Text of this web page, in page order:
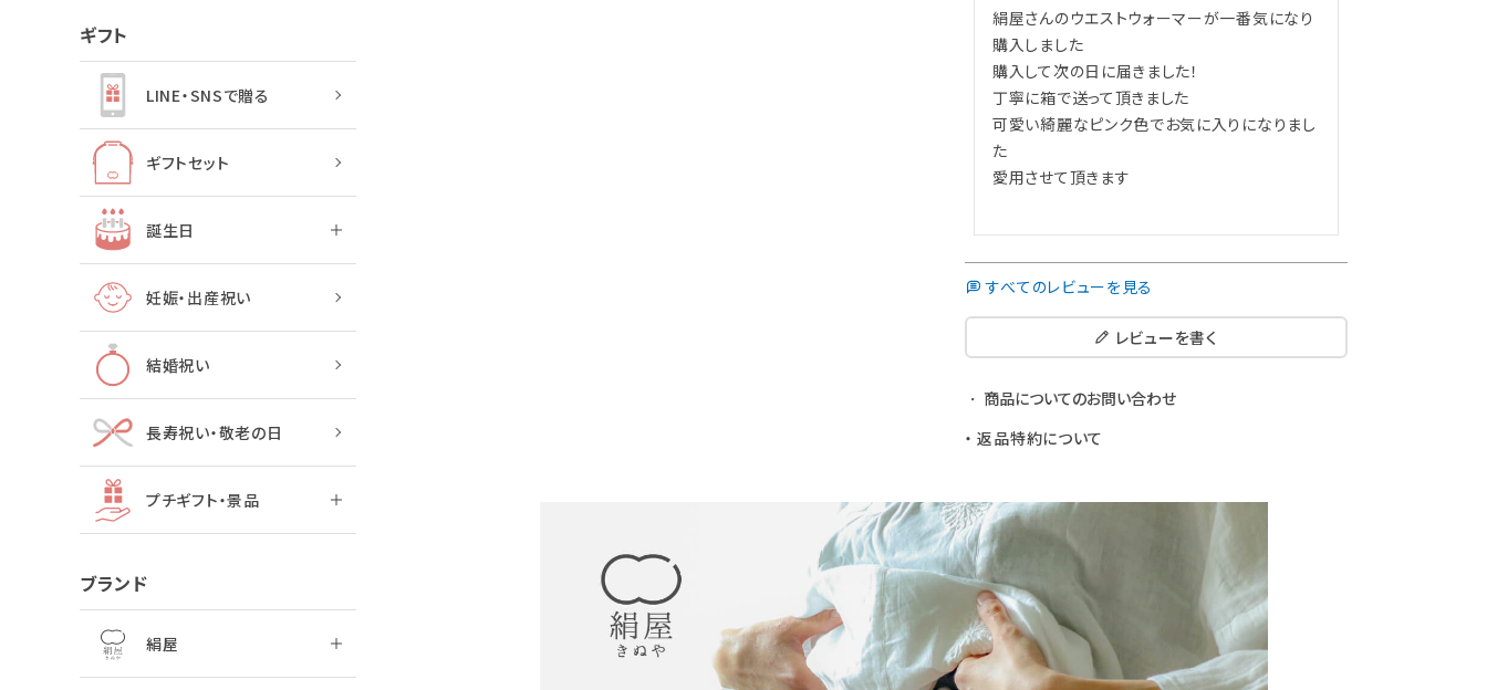
ギフト
LINE・SNSで贈る
ギフトセット
誕生日
妊娠・出産祝い
結婚祝い
長寿祝い・敬老の日
プチギフト・景品
ブランド
絹屋
絹屋さんのウエストウォーマーが一番気になり
購入しました
購入して次の日に届きました！
丁寧に箱で送って頂きました
可愛い綺麗なピンク色でお気に入りになりまし
た
愛用させて頂きます
すべてのレビューを見る
レビューを書く
商品についてのお問い合わせ
返品特約について